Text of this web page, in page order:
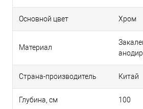
Основной цвет Хром
Материал
Страна-производитель Китай
Глубина, см 100